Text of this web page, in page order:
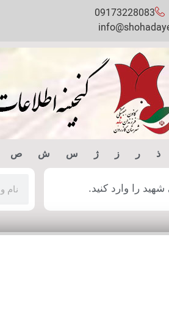
09173228083
ذ ر ز ژ س ش ص
را وارد کنید.